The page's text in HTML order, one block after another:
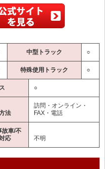
中型トラック ○
特殊使用トラック ○
○
法
訪問・オンライン・
FAX・電話
故車/不
応
不明